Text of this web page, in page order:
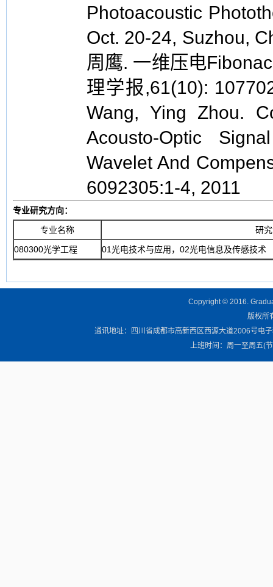
Photoacoustic
Oct. 20-24, Suzhou,
周鹰. 一维压电
理学报,61(10):
Wang, Ying Zhou.
Acousto-Optic
Wavelet And
6092305:1-4, 2011
专业研究方向：
专业名称
研
080300光学工程
01光电技术与应用，02光电信息及传感技术
Copyright © 2016.
版权所
通讯地址：四川省成都市高新西区西源大道2006号电
上班时间：周一至周五(